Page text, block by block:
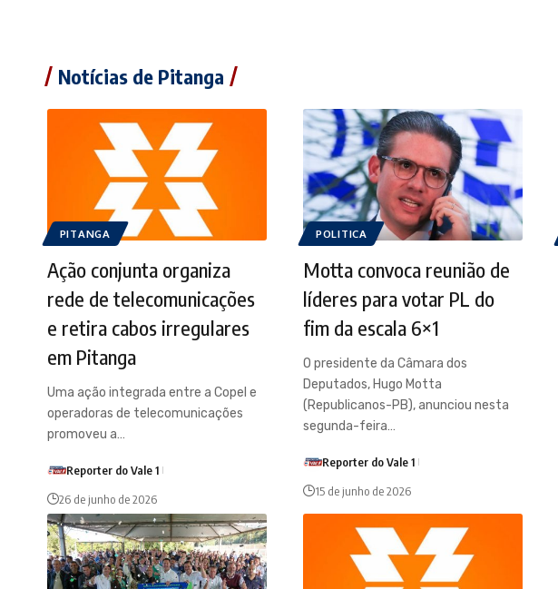
Notícias de Pitanga
PITANGA
Ação conjunta organiza
rede de telecomunicações
e retira cabos irregulares
em Pitanga
Uma ação integrada entre a Copel e
operadoras de telecomunicações
promoveu a…
Reporter do Vale 1
26 de junho de 2026
POLITICA
Motta convoca reunião de
líderes para votar PL do
fim da escala 6×1
O presidente da Câmara dos
Deputados, Hugo Motta
(Republicanos-PB), anunciou nesta
segunda-feira…
Reporter do Vale 1
15 de junho de 2026